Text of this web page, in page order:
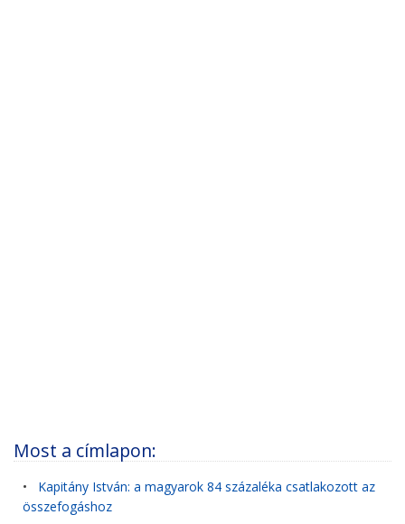
Most a címlapon:
• Kapitány István: a magyarok 84 százaléka csatlakozott az
összefogáshoz